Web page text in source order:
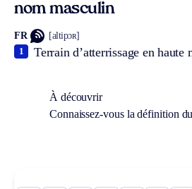
nom masculin
FR [altipɔʀ]
Terrain d’atterrissage en haute
1
À découvrir
Connaissez-vous la définition